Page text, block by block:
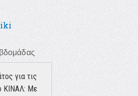
για τις
ΚΙΝΑΛ: Με